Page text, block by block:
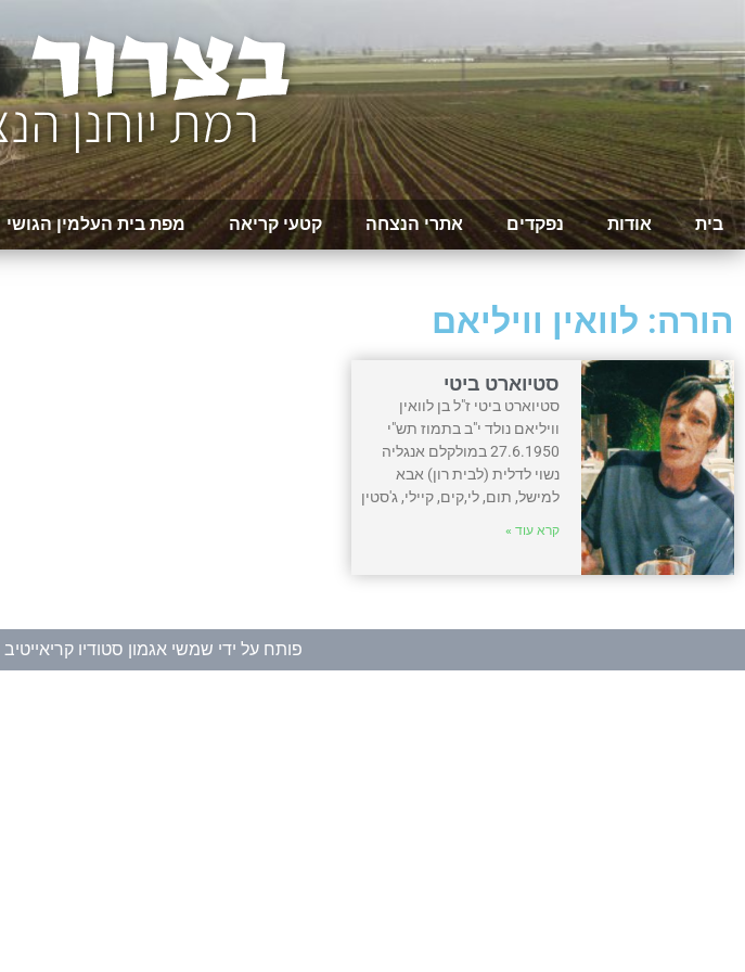
בית אודות נפקדים אתרי הנצחה קטעי קריאה מפת בית העלמין הגושי
הורה: לוואין וויליאם
סטיוארט ביטי
סטיוארט ביטי ז"ל בן לוואין
וויליאם נולד י"ב בתמוז תש"י
27.6.1950 במולקלם אנגליה
נשוי לדלית (לבית רון) אבא
למישל, תום, לי,קים, קיילי, ג'סטין
קרא עוד »
פותח על ידי שמשי אגמון סטודיו קריאייטיב